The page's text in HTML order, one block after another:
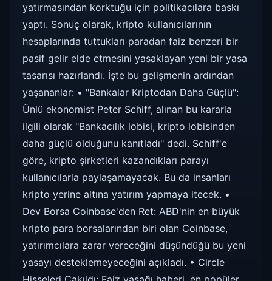
yatırmasından korktuğu için politikacılara baskı
yaptı. Sonuç olarak, kripto kullanıcılarının
hesaplarında tuttukları paradan faiz benzeri bir
pasif gelir elde etmesini yasaklayan yeni bir yasa
tasarısı hazırlandı. İşte bu gelişmenin ardından
yaşananlar: • "Bankalar Kriptodan Daha Güçlü":
Ünlü ekonomist Peter Schiff, alınan bu kararla
ilgili olarak "Bankacılık lobisi, kripto lobisinden
daha güçlü olduğunu kanıtladı" dedi. Schiff'e
göre, kripto şirketleri kazandıkları parayı
kullanıcılarla paylaşamayacak. Bu da insanları
kripto yerine altına yatırım yapmaya itecek. •
Dev Borsa Coinbase'den Ret: ABD'nin en büyük
kripto para borsalarından biri olan Coinbase,
yatırımcılara zarar vereceğini düşündüğü bu yeni
yasayı desteklemeyeceğini açıkladı. • Circle